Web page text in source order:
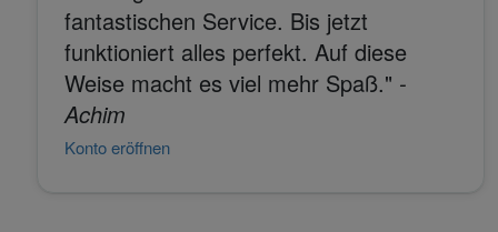
fantastischen Service. Bis jetzt
funktioniert alles perfekt. Auf diese
Weise macht es viel mehr Spaß." -
Achim
Konto eröffnen